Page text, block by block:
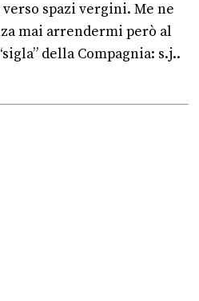
spazi vergini. Me ne
mai arrendermi però al
della Compagnia: s.j..